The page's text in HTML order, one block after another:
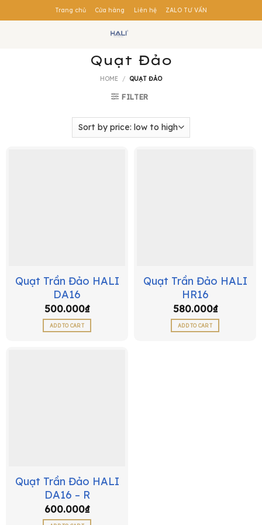
Trang chủ Cửa hàng Liên hệ ZALO TƯ VẤN
Quạt Đảo
HOME / QUẠT ĐẢO
FILTER
Quạt Trần Đảo HALI
DA16
500.000₫
ADD TO CART
Quạt Trần Đảo HALI
HR16
580.000₫
ADD TO CART
Quạt Trần Đảo HALI
DA16 – R
600.000₫